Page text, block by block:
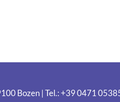
Bozen | Tel.: +39 0471